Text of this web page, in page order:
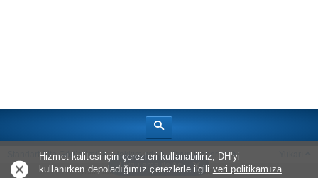
Uygulama ile Aç
Standart Site Görünümü Hakkımızda Oyun Haberleri
Telif Hakkı © 2026Bölüm Sonu Canavarı
Hizmet kalitesi için çerezleri kullanabiliriz, DH'yi
kullanırken depoladığımız çerezlerle ilgili veri politikamıza